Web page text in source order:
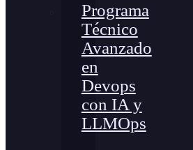
Programa
Técnico
Avanzado
en
Devops
con IA y
LLMOps